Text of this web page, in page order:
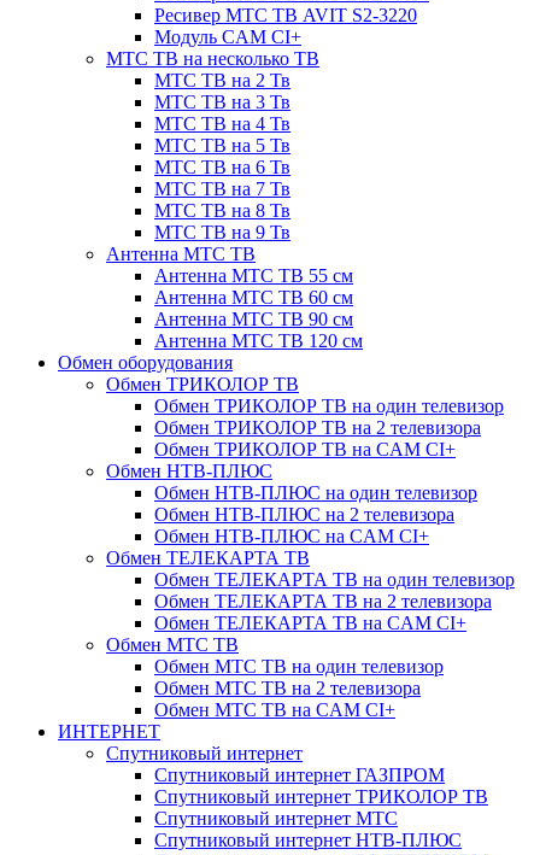
Ресивер МТС ТВ AVIT S2-3220
Модуль CAM CI+
МТС ТВ на несколько ТВ
МТС ТВ на 2 Тв
МТС ТВ на 3 Тв
МТС ТВ на 4 Тв
МТС ТВ на 5 Тв
МТС ТВ на 6 Тв
МТС ТВ на 7 Тв
МТС ТВ на 8 Тв
МТС ТВ на 9 Тв
Антенна МТС ТВ
Антенна МТС ТВ 55 см
Антенна МТС ТВ 60 см
Антенна МТС ТВ 90 см
Антенна МТС ТВ 120 см
Обмен оборудования
Обмен ТРИКОЛОР ТВ
Обмен ТРИКОЛОР ТВ на один телевизор
Обмен ТРИКОЛОР ТВ на 2 телевизора
Обмен ТРИКОЛОР ТВ на CAM CI+
Обмен НТВ-ПЛЮС
Обмен НТВ-ПЛЮС на один телевизор
Обмен НТВ-ПЛЮС на 2 телевизора
Обмен НТВ-ПЛЮС на CAM CI+
Обмен ТЕЛЕКАРТА ТВ
Обмен ТЕЛЕКАРТА ТВ на один телевизор
Обмен ТЕЛЕКАРТА ТВ на 2 телевизора
Обмен ТЕЛЕКАРТА ТВ на CAM CI+
Обмен МТС ТВ
Обмен МТС ТВ на один телевизор
Обмен МТС ТВ на 2 телевизора
Обмен МТС ТВ на CAM CI+
ИНТЕРНЕТ
Спутниковый интернет
Спутниковый интернет ГАЗПРОМ
Спутниковый интернет ТРИКОЛОР ТВ
Спутниковый интернет МТС
Спутниковый интернет НТВ-ПЛЮС